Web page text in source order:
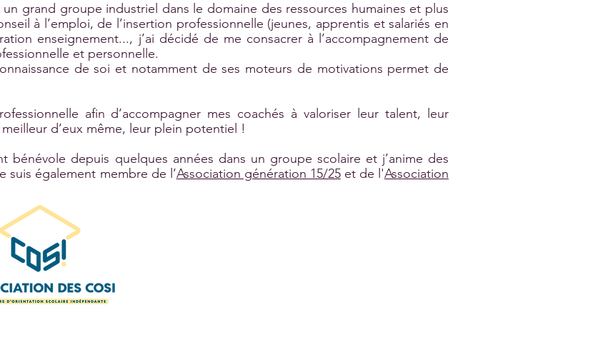
grand groupe industriel dans le domaine des ressources humaines et plus
à l’emploi, de l’insertion professionnelle (jeunes, apprentis et salariés en
enseignement..., j’ai décidé de me consacrer à l’accompagnement de
et personne lle.
de soi et notamment de ses moteurs de motivations permet de
afin d’accompagner mes coachés à valoriser leur talent, leur
d’eux même, leur plein potentiel !
bénévole depuis quelques années dans un groupe scolaire et j’anime des
suis également membre de l’Association génération 15/25et de l'Association